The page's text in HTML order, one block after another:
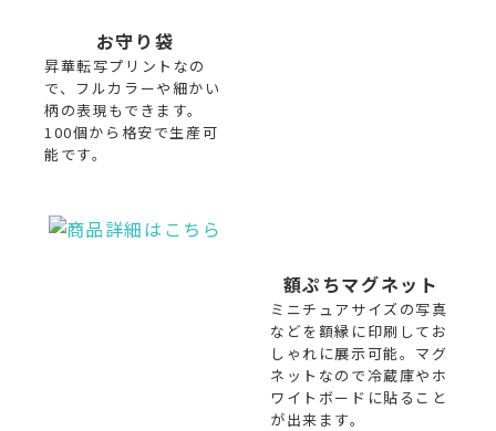
お守り袋
昇華転写プリントなの
で、フルカラーや細かい
柄の表現もできます。
100個から格安で生産可
能です。
額ぷちマグネット
ミニチュアサイズの写真
などを額縁に印刷してお
しゃれに展示可能。マグ
ネットなので冷蔵庫やホ
ワイトボードに貼ること
が出来ます。